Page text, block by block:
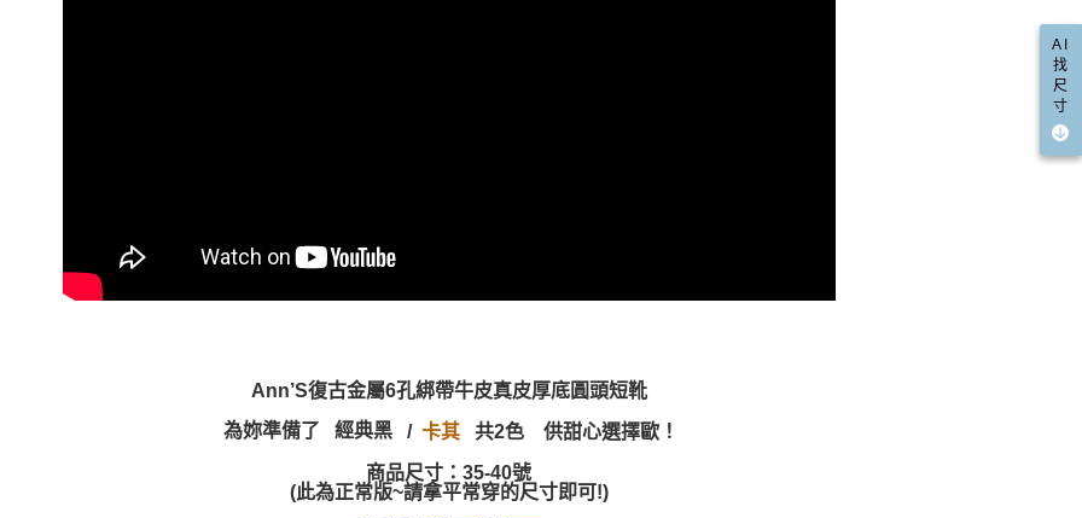
Ann’S復古金屬6孔綁帶牛皮真皮厚底圓頭短靴
為妳準備了 經典黑
/ 卡其
共2色 供甜心選擇歐！
商品尺寸：35-40號
(此為正常版~請拿平常穿的尺寸即可!)
AI
找
尺
寸